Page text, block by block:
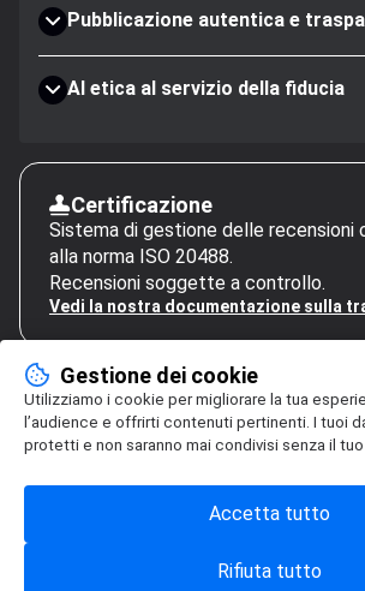
Pubblicazione autentica e
AI etica al servizio della fiducia
Certificazione
Sistema di gestione delle recensioni
alla norma ISO 20488.
Recensioni soggette a controllo.
Vedi la nostra documentazione sulla
Gestione dei cookie
Utilizziamo i cookie per migliorare la tua
l’audience e offrirti contenuti pertinenti. I tuoi
protetti e non saranno mai condivisi senza il
Rifiuta tutto
Accetta tutto